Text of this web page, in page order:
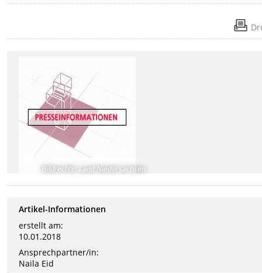
Bildrechte: Land Niedersachsen
Artikel-Informationen
erstellt am:
10.01.2018
Ansprechpartner/in:
Naila Eid